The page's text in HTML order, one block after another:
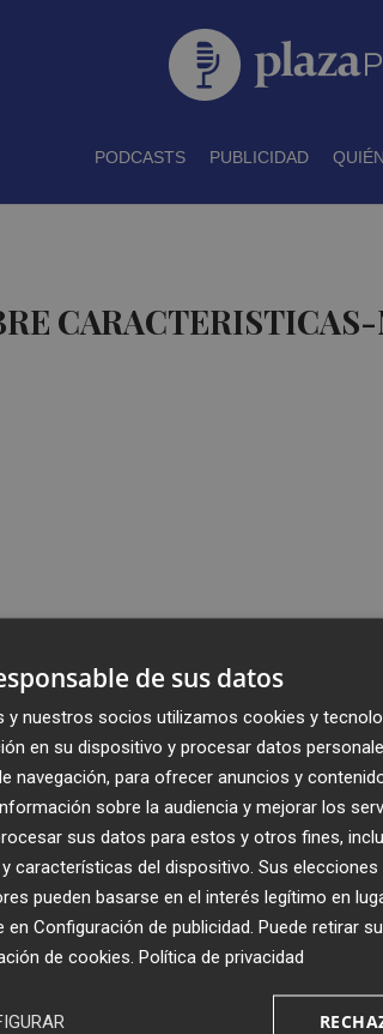
PODCASTS PUBLICIDAD
Recibe toda la
Plaza Podcast en
de sus datos
y nuestros socios utilizamos cookies y
en su dispositivo y procesar datos
navegación, para ofrecer anuncios y
sobre la audiencia y mejorar los
sus datos para estos y otros fines,
características del dispositivo. Sus
pueden basarse en el interés legítimo en
en Configuración de publicidad . Puede retirar
de cookies Política de privacidad